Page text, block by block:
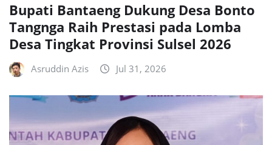
Bupati Bantaeng Dukung Desa Bonto
Tangnga Raih Prestasi pada Lomba
Desa Tingkat Provinsi Sulsel 2026
Asruddin Azis Jul 31, 2026